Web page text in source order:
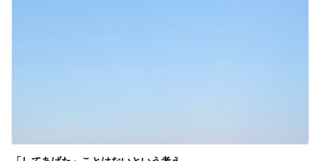
「してあげた」ことはないという考え